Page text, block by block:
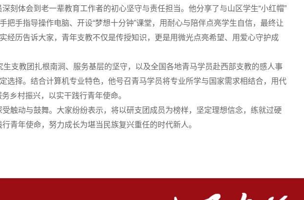
刻体会到老一辈教育工作者的初心坚守与责任担当。他分享了与山区学生“小红帽”
把手指导操作电脑、开设“梦想十分钟”课堂，用耐心与陪伴点亮学生自信，最终让
经历告诉大家，青年支教不仅是传授知识，更是用微光点亮希望、用爱心守护成
支教团扎根南涧、服务基层的坚守，以及全国各地青马学员赴西部支教的感人事
选择。结合计算机专业特色，他号召青马学员将专业所学与国家需求相结合，用代
乡村振兴，以实干践行青年使命。
触动与鼓舞。大家纷纷表示，将以研支团成员为榜样，坚定理想信念，练就过硬
青年使命，努力成长为堪当民族复兴重任的时代新人。